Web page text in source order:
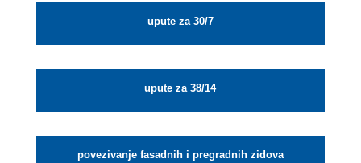
upute za 30/7
upute za 38/14
povezivanje fasadnih i pregradnih zidova